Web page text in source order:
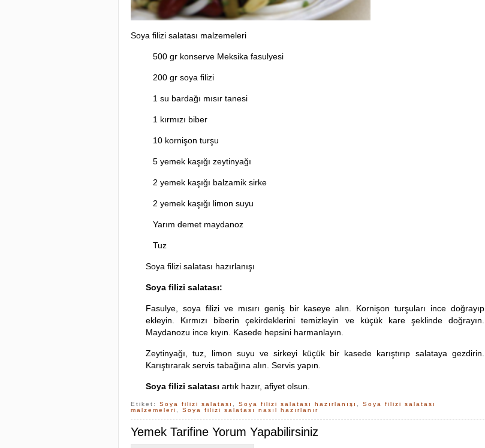
Soya filizi salatası malzemeleri
500 gr konserve Meksika fasulyesi
200 gr soya filizi
1 su bardağı mısır tanesi
1 kırmızı biber
10 kornişon turşu
5 yemek kaşığı zeytinyağı
2 yemek kaşığı balzamik sirke
2 yemek kaşığı limon suyu
Yarım demet maydanoz
Tuz
Soya filizi salatası hazırlanışı
Soya filizi salatası:
Fasulye, soya filizi ve mısırı geniş bir kaseye alın. Kornişon turşuları ince doğrayıp
ekleyin. Kırmızı biberin çekirdeklerini temizleyin ve küçük kare şeklinde doğrayın.
Maydanozu ince kıyın. Kasede hepsini harmanlayın.
Zeytinyağı, tuz, limon suyu ve sirkeyi küçük bir kasede karıştırıp salataya gezdirin.
Karıştırarak servis tabağına alın. Servis yapın.
Soya filizi salatası artık hazır, afiyet olsun.
Etiket: Soya filizi salatası Soya filizi salatası hazırlanışı
Soya filizi salatası
malzemeleri
Soya filizi salatası nasıl hazırlanır
Yemek Tarifine Yorum Yapabilirsiniz